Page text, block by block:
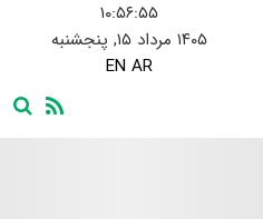
۱۰:۵۶:۵۶
۱۴۰۵ مرداد ۱۵, پنجشنبه
EN AR